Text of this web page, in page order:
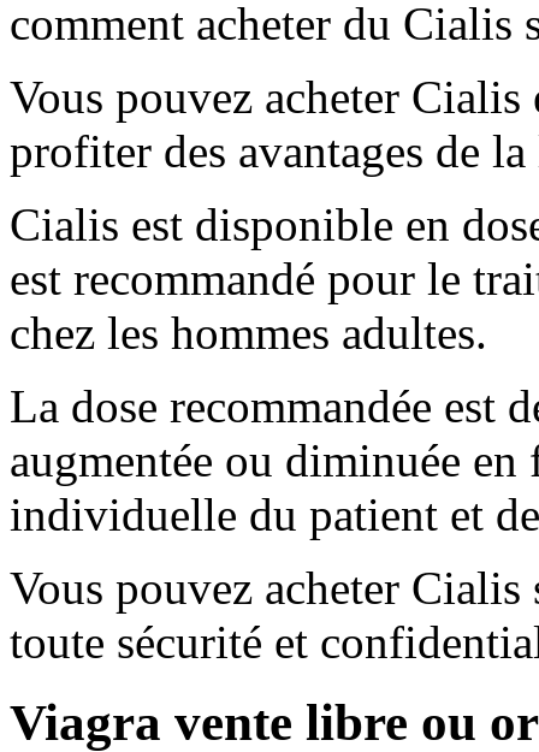
comment acheter du Cialis
Vous pouvez acheter
profiter des avantages de
Cialis est disponible en
est recommandé pour le
chez les hommes adultes.
La dose recommandée est
augmentée ou diminuée
individuelle du patient et
Vous pouvez acheter
toute sécurité et
Viagra vente libre ou